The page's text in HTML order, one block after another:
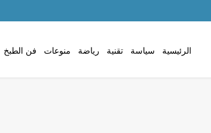
الرئيسية سياسة تقنية رياضة منوعات فن الطبخ